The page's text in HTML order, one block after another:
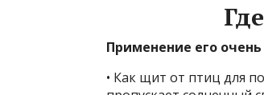
Применение его
• Как щит от птиц для